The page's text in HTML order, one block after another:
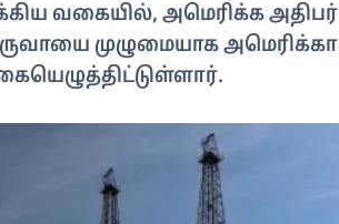
வகையில், அமெரிக்க அதிபர்
முழுமையாக அமெரிக்கா